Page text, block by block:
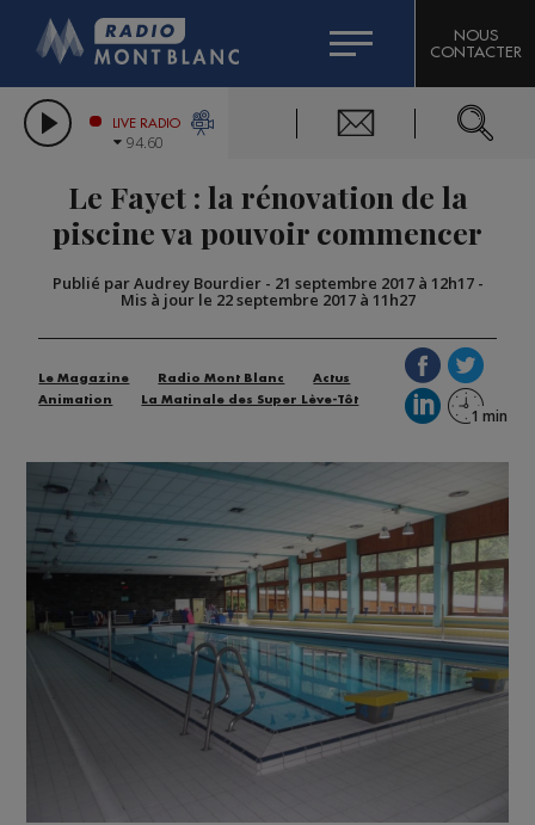
LES CHRONIQUES DE L'EXPERT
CITIZEN MACHINERY
GRAND MASSIF DOMAINES SKIABLES
BIGARD
COMPAGNIE DU MONT-BLANC
NOUS
CONTACTER
LIVE RADIO
94.60
Le Fayet : la rénovation de la
piscine va pouvoir commencer
Publié par Audrey Bourdier- 21 septembre 2017 à 12h17-
Mis à jour le 22 septembre 2017 à 11h27
Le Magazine Radio Mont Blanc
Actus
Animation
La Matinale des Super Lève-Tôt